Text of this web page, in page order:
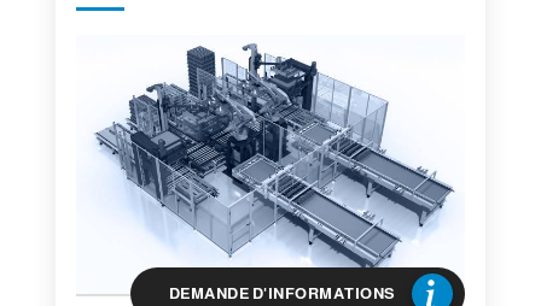
DEMANDE D'INFORMATIONS